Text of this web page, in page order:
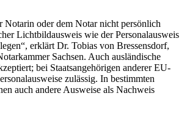
Notarin oder dem Notar nicht persönlich
Lichtbildausweis wie der Personalausweis
erklärt Dr. Tobias von Bressensdorf,
Sachsen. Auch ausländische
bei Staatsangehörigen anderer EU-
zulässig. In bestimmten
auch andere Ausweise als Nachweis